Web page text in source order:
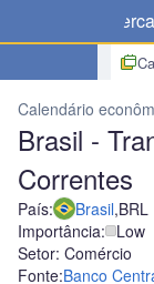
Calendário
Brasil -
Correntes
País: Brasil,BRL
Importância: Low
Setor: Comércio
Fonte:Banco